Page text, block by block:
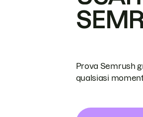
Prova Semrush
qualsiasi